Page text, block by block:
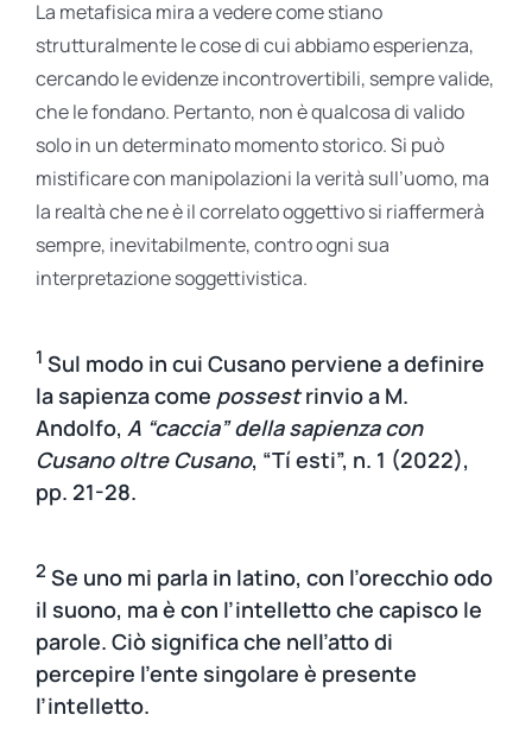
La metafisica mira a vedere come stiano
strutturalmente le cose di cui abbiamo esperienza,
cercando le evidenze incontrovertibili, sempre valide,
che le fondano. Pertanto, non è qualcosa di valido
solo in un determinato momento storico. Si può
mistificare con manipolazioni la verità sull’uomo, ma
la realtà che ne è il correlato oggettivo si riaffermerà
sempre, inevitabilmente, contro ogni sua
interpretazione soggettivistica.
1 Sul modo in cui Cusano perviene a definire
la sapienza come possestrinvio a M.
Andolfo, A “caccia” della sapienza con
Cusano oltre Cusano, “Tí esti”, n. 1 (2022),
pp. 21-28.
2 Se uno mi parla in latino, con l’orecchio odo
il suono, ma è con l’intelletto che capisco le
parole. Ciò significa che nell’atto di
percepire l’ente singolare è presente
l’intelletto.